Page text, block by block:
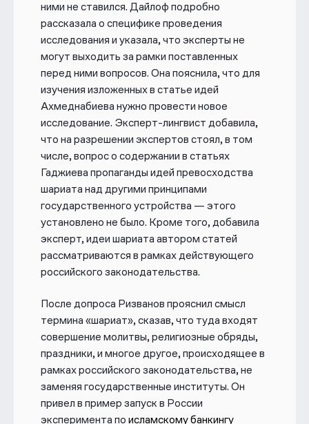
ними не ставился. Дайлоф подробно
рассказала о специфике проведения
исследования и указала, что эксперты не
могут выходить за рамки поставленных
перед ними вопросов. Она пояснила, что для
изучения изложенных в статье идей
Ахмеднабиева нужно провести новое
исследование. Эксперт-лингвист добавила,
что на разрешении экспертов стоял, в том
числе, вопрос о содержании в статьях
Гаджиева пропаганды идей превосходства
шариата над другими принципами
государственного устройства — этого
установлено не было. Кроме того, добавила
эксперт, идеи шариата автором статей
рассматриваются в рамках действующего
российского законодательства.
После допроса Ризванов прояснил смысл
термина «шариат», сказав, что туда входят
совершение молитвы, религиозные обряды,
праздники, и многое другое, происходящее в
рамках российского законодательства, не
заменяя государственные институты. Он
привел в пример запуск в России
эксперимента по исламскому банкингу